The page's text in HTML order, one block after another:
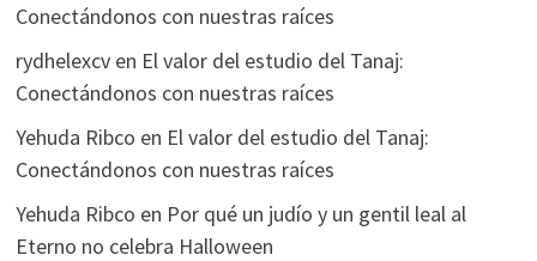
Conectándonos con nuestras raíces
rydhelexcven El valor del estudio del Tanaj:
Conectándonos con nuestras raíces
Yehuda Ribco en El valor del estudio del Tanaj:
Conectándonos con nuestras raíces
Yehuda Ribco en Por qué un judío y un gentil leal al
Eterno no celebra Halloween